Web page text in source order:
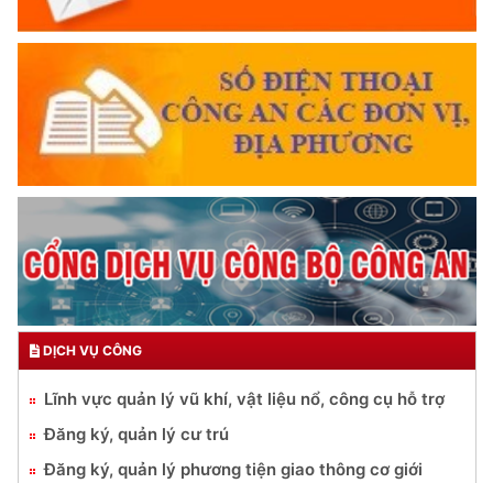
DỊCH VỤ CÔNG
Lĩnh vực quản lý vũ khí, vật liệu nổ, công cụ hỗ trợ
Đăng ký, quản lý cư trú
Đăng ký, quản lý phương tiện giao thông cơ giới